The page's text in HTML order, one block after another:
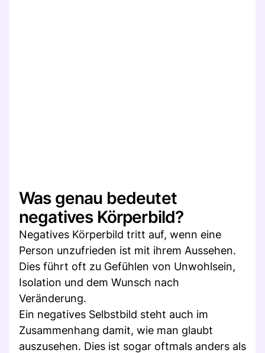
Was genau bedeutet
negatives Körperbild?
Negatives Körperbild tritt auf, wenn eine
Person unzufrieden ist mit ihrem Aussehen.
Dies führt oft zu Gefühlen von Unwohlsein,
Isolation und dem Wunsch nach
Veränderung.
Ein negatives Selbstbild steht auch im
Zusammenhang damit, wie man glaubt
auszusehen. Dies ist sogar oftmals anders als